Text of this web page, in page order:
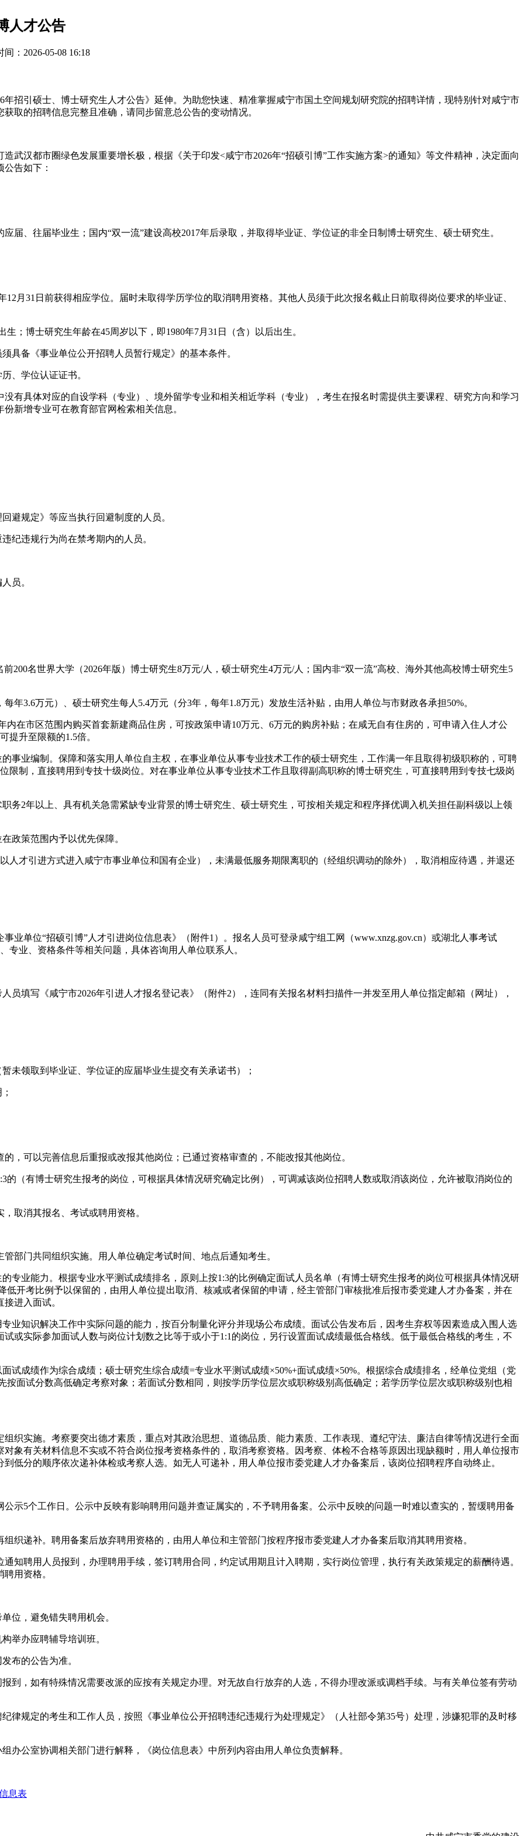
人才公告
间：2026-05-08 16:18
招引硕士、博士研究生人才公告》延伸。为助您快速、精准掌握咸宁市国土空间规划研究院的招聘详情，现特别针对咸宁市
取的招聘信息完整且准确，请同步留意总公告的变动情况。
武汉都市圈绿色发展重要增长极，根据《关于印发<咸宁市2026年“招硕引博”工作实施方案>的通知》等文件精神，决定面向
告如下：
届、往届毕业生；国内“双一流”建设高校2017年后录取，并取得毕业证、学位证的非全日制博士研究生、硕士研究生。
12月31日前获得相应学位。届时未取得学历学位的取消聘用资格。其他人员须于此次报名截止日前取得岗位要求的毕业证、
；博士研究生年龄在45周岁以下，即1980年7月31日（含）以后出生。
具备《事业单位公开招聘人员暂行规定》的基本条件。
、学位认证证书。
有具体对应的自设学科（专业）、境外留学专业和相关相近学科（专业），考生在报名时需提供主要课程、研究方向和学习
新增专业可在教育部官网检索相关信息。
避规定》等应当执行回避制度的人员。
纪违规行为尚在禁考期内的人员。
员。
200名世界大学（2026年版）博士研究生8万元/人，硕士研究生4万元/人；国内非“双一流”高校、海外其他高校博士研究生5
年3.6万元）、硕士研究生每人5.4万元（分3年，每年1.8万元）发放生活补贴，由用人单位与市财政各承担50%。
在市区范围内购买首套新建商品住房，可按政策申请10万元、6万元的购房补贴；在咸无自有住房的，可申请入住人才公
提升至限额的1.5倍。
事业编制。保障和落实用人单位自主权，在事业单位从事专业技术工作的硕士研究生，工作满一年且取得初级职称的，可聘
限制，直接聘用到专技十级岗位。对在事业单位从事专业技术工作且取得副高职称的博士研究生，可直接聘用到专技七级岗
务2年以上、具有机关急需紧缺专业背景的博士研究生、硕士研究生，可按相关规定和程序择优调入机关担任副科级以上领
政策范围内予以优先保障。
人才引进方式进入咸宁市事业单位和国有企业），未满最低服务期限离职的（经组织调动的除外），取消相应待遇，并退还
业单位“招硕引博”人才引进岗位信息表》（附件1）。报名人员可登录咸宁组工网（www.xnzg.gov.cn）或湖北人事考试
专业、资格条件等相关问题，具体咨询用人单位联系人。
员填写《咸宁市2026年引进人才报名登记表》（附件2），连同有关报名材料扫描件一并发至用人单位指定邮箱（网址），
未领取到毕业证、学位证的应届毕业生提交有关承诺书）；
，可以完善信息后重报或改报其他岗位；已通过资格审查的，不能改报其他岗位。
（有博士研究生报考的岗位，可根据具体情况研究确定比例），可调减该岗位招聘人数或取消该岗位，允许被取消岗位的
取消其报名、考试或聘用资格。
部门共同组织实施。用人单位确定考试时间、地点后通知考生。
专业能力。根据专业水平测试成绩排名，原则上按1:3的比例确定面试人员名单（有博士研究生报考的岗位可根据具体情况研
开考比例予以保留的，由用人单位提出取消、核减或者保留的申请，经主管部门审核批准后报市委党建人才办备案，并在
进入面试。
业知识解决工作中实际问题的能力，按百分制量化评分并现场公布成绩。面试公告发布后，因考生弃权等因素造成入围人选
或实际参加面试人数与岗位计划数之比等于或小于1:1的岗位，另行设置面试成绩最低合格线。低于最低合格线的考生，不
试成绩作为综合成绩；硕士研究生综合成绩=专业水平测试成绩×50%+面试成绩×50%。根据综合成绩排名，经单位党组（党
面试分数高低确定考察对象；若面试分数相同，则按学历学位层次或职称级别高低确定；若学历学位层次或职称级别也相
织实施。考察要突出德才素质，重点对其政治思想、道德品质、能力素质、工作表现、遵纪守法、廉洁自律等情况进行全面
象有关材料信息不实或不符合岗位报考资格条件的，取消考察资格。因考察、体检不合格等原因出现缺额时，用人单位报市
低分的顺序依次递补体检或考察人选。如无人可递补，用人单位报市委党建人才办备案后，该岗位招聘程序自动终止。
示5个工作日。公示中反映有影响聘用问题并查证属实的，不予聘用备案。公示中反映的问题一时难以查实的，暂缓聘用备
织递补。聘用备案后放弃聘用资格的，由用人单位和主管部门按程序报市委党建人才办备案后取消其聘用资格。
知聘用人员报到，办理聘用手续，签订聘用合同，约定试用期且计入聘期，实行岗位管理，执行有关政策规定的薪酬待遇。
用资格。
位，避免错失聘用机会。
举办应聘辅导培训班。
布的公告为准。
到，如有特殊情况需要改派的应按有关规定办理。对无故自行放弃的人选，不得办理改派或调档手续。与有关单位签有劳动
律规定的考生和工作人员，按照《事业单位公开招聘违纪违规行为处理规定》（人社部令第35号）处理，涉嫌犯罪的及时移
办公室协调相关部门进行解释，《岗位信息表》中所列内容由用人单位负责解释。
息表